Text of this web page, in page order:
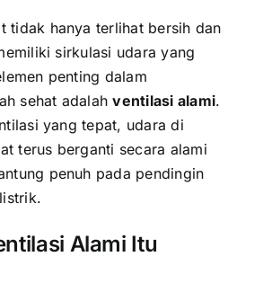
tidak hanya terlihat bersih dan
sirkulasi udara yang
penting dalam
sehat adalahventilasi alami.
yang tepat, udara di
terus berganti secara alami
penuh pada pendingin
Alami Itu